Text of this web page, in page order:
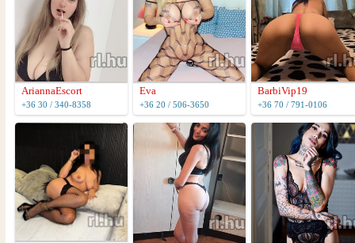
AriannaEscort
+36 30 / 340-8358
Eva
+36 20 / 506-3650
BarbiVip19
+36 70 / 791-0106